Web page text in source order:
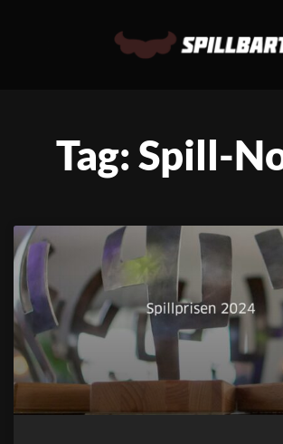
Tag: Spill-